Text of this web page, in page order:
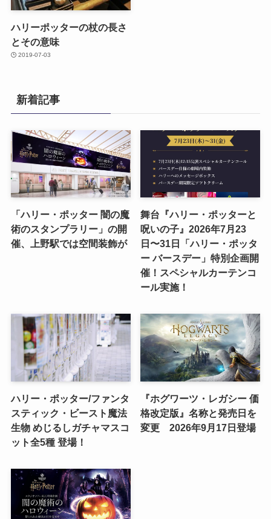
ハリーポッターの杖の長さ
とその意味
2019-07-03
新着記事
「ハリー・ポッター 闇の魔
術のスタンプラリー」の開
催、上野駅では空間装飾が
舞台『ハリー・ポッターと
呪いの子』2026年7月23
日〜31日「ハリー・ポッタ
ー バースデー」特別企画開
催！スペシャルカーテンコ
ール実施！
ハリー・ポッター/ファンタ
スティック・ビースト魔法
生物 めじるしガチャマスコ
ット全5種 登場！
『ホグワーツ・レガシー 価
格改定版』名称と発売日を
変更 2026年9月17日登場